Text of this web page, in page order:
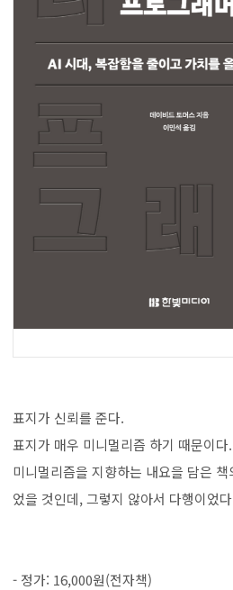
표지가 신뢰를 준다.
표지가 매우 미니멀리즘 하기 때문이다.
미니멀리즘을 지향하는 내요을 담은
었을 것인데, 그렇지 않아서 다행이었
- 정가: 16,000원(전자책)